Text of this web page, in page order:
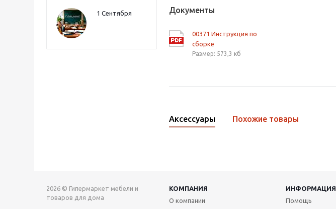
1 Сентября Документы
00371 Инструкция по
сборке
Размер: 573,3 кб
Аксессуары Похожие товары
2026 © Гипермаркет мебели и
товаров для дома
КОМПАНИЯ ИНФОРМАЦИЯ
О компании
Помощь